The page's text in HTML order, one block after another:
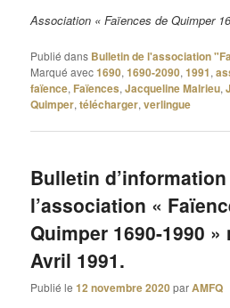
Association « Faïences de Quimper
Publié dans Bulletin de l'association
Marqué avec1690,1690-2090,1991,
faïence, Faïences,Jacqueline Malrieu,
Quimper,télécharger,verlingue
Bulletin
l’association «
Quimper 1690-1990 »
Avril 1991.
Publié le12 novembre 2020parAMFQ